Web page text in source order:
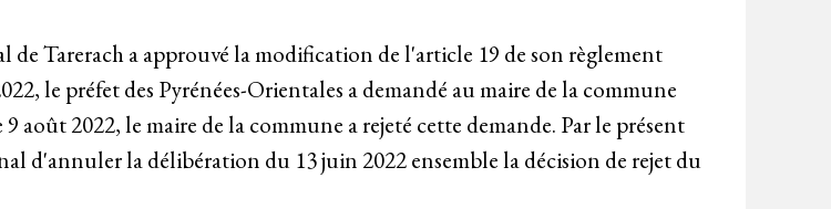
Tarerach a approuvé la modification de l'article 19 de son règlement
le préfet des Pyrénées-Orientales a demandé au maire de la commune
2022, le maire de la commune a rejeté cette demande. Par le présent
d'annuler la délibération du 13 juin 2022 ensemble la décision de rejet du